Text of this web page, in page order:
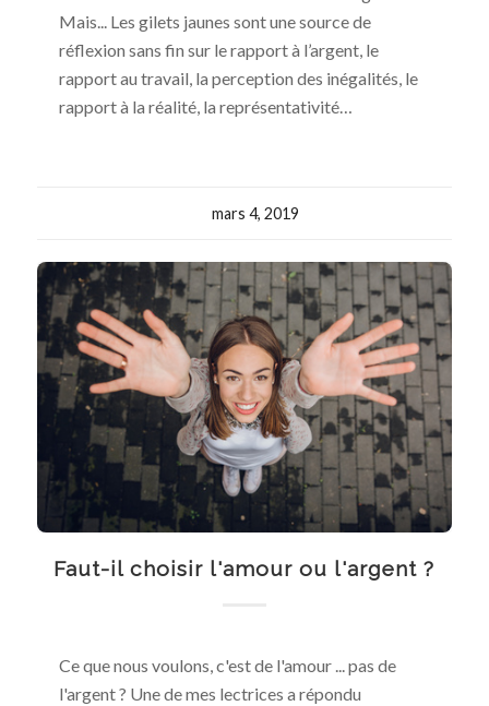
Mais... Les gilets jaunes sont une source de
réflexion sans fin sur le rapport à l’argent, le
rapport au travail, la perception des inégalités, le
rapport à la réalité, la représentativité…
mars 4, 2019
Faut-il choisir l'amour ou l'argent ?
Ce que nous voulons, c'est de l'amour ... pas de
l'argent ? Une de mes lectrices a répondu